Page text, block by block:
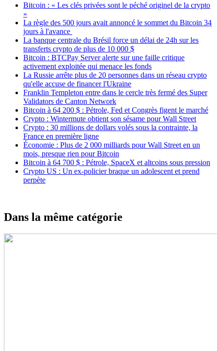
Bitcoin : « Les clés privées sont le péché originel de la crypto
»
La règle des 500 jours avait annoncé le sommet du Bitcoin 34
jours à l'avance
La banque centrale du Brésil force un délai de 24h sur les
transferts crypto de plus de 10 000 $
Bitcoin : BTCPay Server alerte sur une faille critique
activement exploitée qui menace les fonds
La Russie arrête plus de 20 personnes dans un réseau crypto
qu'elle accuse de financer l'Ukraine
Franklin Templeton entre dans le cercle très fermé des Super
Validators de Canton Network
Bitcoin à 64 200 $ : Pétrole, Fed et Congrès figent le marché
Crypto : Wintermute obtient son sésame pour Wall Street
Crypto : 30 millions de dollars volés sous la contrainte, la
France en première ligne
Économie : Plus de 2 000 milliards pour Wall Street en un
mois, presque rien pour Bitcoin
Bitcoin à 64 700 $ : Pétrole, SpaceX et altcoins sous pression
Crypto US : Un ex-policier braque un adolescent et prend
perpète
Dans la même catégorie